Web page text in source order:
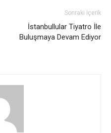
Sonraki İçerik
İstanbullular Tiyatro İle
Buluşmaya Devam Ediyor